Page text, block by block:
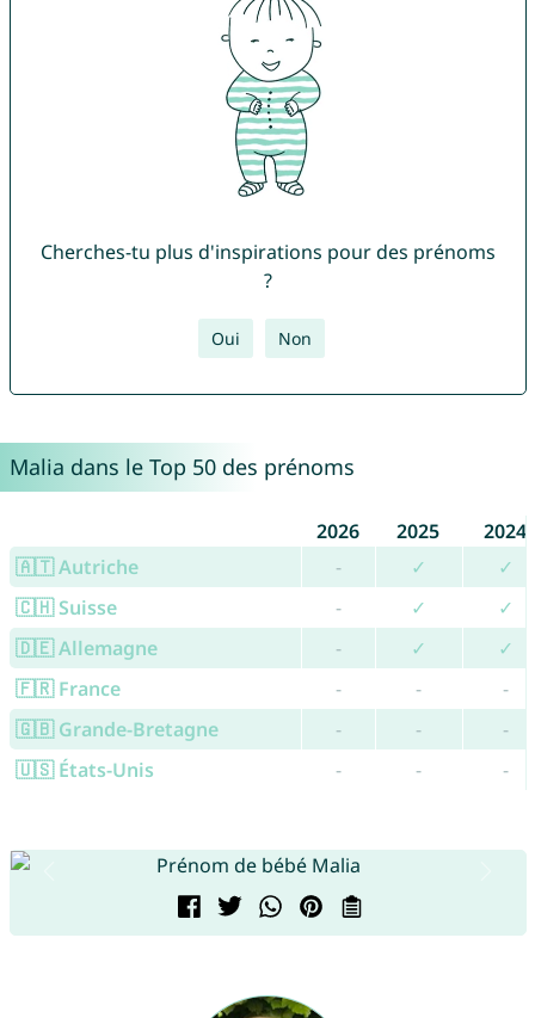
Cherches-tu plus d'inspirations pour des prénoms
?
Oui Non
Malia dans le Top 50 des prénoms
2026 2025
2024
🇦🇹 Autriche
- ✓
✓
🇨🇭 Suisse
- ✓
✓
🇩🇪 Allemagne
- ✓
✓
🇫🇷 France
- -
-
🇬🇧 Grande-Bretagne
- -
-
🇺🇸 États-Unis
- - -